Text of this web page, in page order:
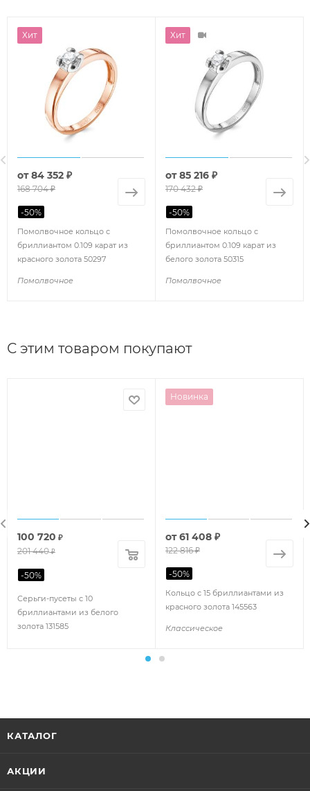
Хит
Помолвочное кольцо с
бриллиантом 0.109 карат из
красного золота 50297
Помолвочное
от84 352 ₽
168 704 ₽
-50%
Хит
Помолвочное кольцо с
бриллиантом 0.109 карат из
белого золота 50315
Помолвочное
от85 216 ₽
170 432 ₽
-50%
С этим товаром покупают
Серьги-пусеты с 10
бриллиантами из белого
золота 131585
100 720 ₽
201 440₽
-50%
Новинка
Кольцо с 15 бриллиантами из
красного золота 145563
Классическое
от61 408 ₽
122 816 ₽
-50%
КАТАЛОГ
АКЦИИ